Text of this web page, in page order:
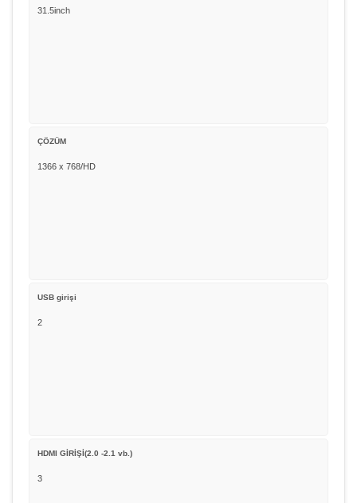
31.5inch
ÇÖZÜM
1366 x 768/HD
USB girişi
2
HDMI GİRİŞİ(2.0 -2.1 vb.)
3